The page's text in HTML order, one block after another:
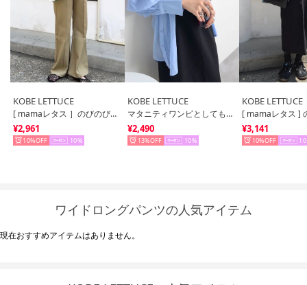
KOBE LETTUCE
[ mamaレタス ］のびのびストレッチセンターラインマタニティパンツ [M2833]（ベージュ）
¥2,961
10% 10
KOBE LETTUCE
マタニティワンピとしても使える Vネックロングキャミワンピース【ノーマル】 [E2802] （ブラック）
¥2,490
13% 10
KOBE LETTUCE
¥3,141
10% 10
ワイドロングパンツの人気アイテム
現在おすすめアイテムはありません。